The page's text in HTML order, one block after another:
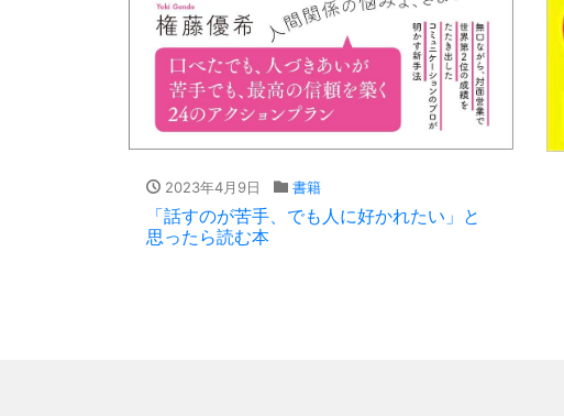
2023年4月9日 書籍
「話すのが苦手、でも人に好かれたい」と
思ったら読む本